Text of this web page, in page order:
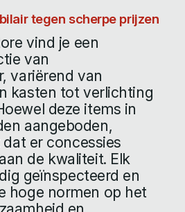
tegen scherpe prijzen
vind je een
van
variërend van
kasten tot verlichting
deze items in
aangeboden,
er concessies
de kwaliteit. Elk
geïnspecteerd en
hoge normen op het